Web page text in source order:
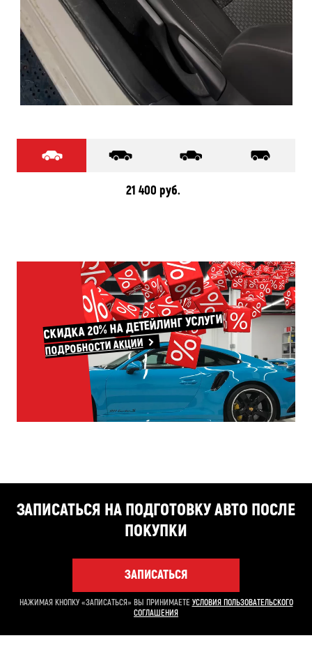
21 400 руб.
СКИДКА 20% НА ДЕТЕЙЛИНГ УСЛУГИ
ПОДРОБНОСТИ АКЦИИ
ЗАПИСАТЬСЯ НА ПОДГОТОВКУ АВТО ПОСЛЕ
ПОКУПКИ
ЗАПИСАТЬСЯ
НАЖИМАЯ КНОПКУ «ЗАПИСАТЬСЯ» ВЫ ПРИНИМАЕТЕ УСЛОВИЯ ПОЛЬЗОВАТЕЛЬСКОГО
СОГЛАШЕНИЯ